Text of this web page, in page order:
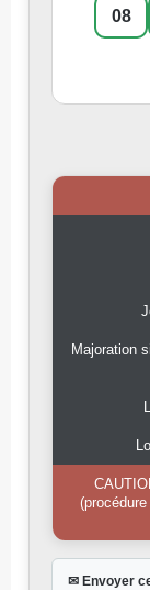
Majoration
✉ Envoyer